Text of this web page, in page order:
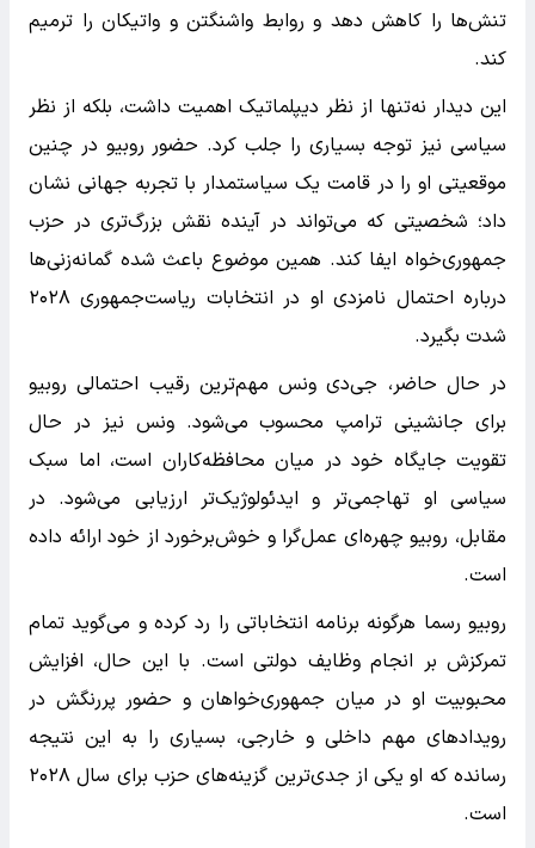
تنش‌ها را کاهش دهد و روابط واشنگتن و واتیکان را ترمیم
کند.
این دیدار نه‌تنها از نظر دیپلماتیک اهمیت داشت، بلکه از نظر
سیاسی نیز توجه بسیاری را جلب کرد. حضور روبیو در چنین
موقعیتی او را در قامت یک سیاستمدار با تجربه جهانی نشان
داد؛ شخصیتی که می‌تواند در آینده نقش بزرگ‌تری در حزب
جمهوری‌خواه ایفا کند. همین موضوع باعث شده گمانه‌زنی‌ها
درباره احتمال نامزدی او در انتخابات ریاست‌جمهوری ۲۰۲۸
شدت بگیرد.
در حال حاضر، جی‌دی ونس مهم‌ترین رقیب احتمالی روبیو
برای جانشینی ترامپ محسوب می‌شود. ونس نیز در حال
تقویت جایگاه خود در میان محافظه‌کاران است، اما سبک
سیاسی او تهاجمی‌تر و ایدئولوژیک‌تر ارزیابی می‌شود. در
مقابل، روبیو چهره‌ای عمل‌گرا و خوش‌برخورد از خود ارائه داده
است.
روبیو رسما هرگونه برنامه انتخاباتی را رد کرده و می‌گوید تمام
تمرکزش بر انجام وظایف دولتی است. با این حال، افزایش
محبوبیت او در میان جمهوری‌خواهان و حضور پررنگش در
رویدادهای مهم داخلی و خارجی، بسیاری را به این نتیجه
رسانده که او یکی از جدی‌ترین گزینه‌های حزب برای سال ۲۰۲۸
است.